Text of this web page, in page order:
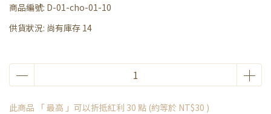
商品編號: D-01-cho-01-10
供貨狀況: 尚有庫存 14
此商品 「 最高 」可以折抵紅利 30 點 (約等於 NT$30 )